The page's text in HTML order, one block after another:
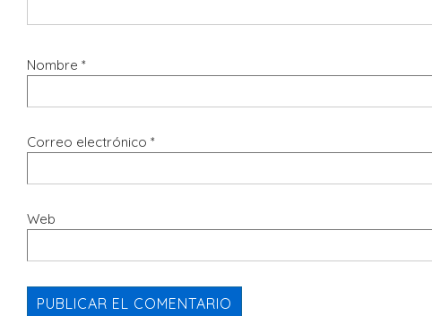
Nombre *
Correo electrónico *
Web